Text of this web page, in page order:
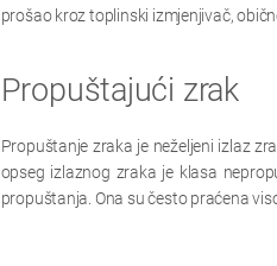
prošao kroz toplinski izmjenjivač,
Propuštajući zrak
Propuštanje zraka je neželjeni izlaz
opseg izlaznog zraka je klasa
propuštanja. Ona su često praćena